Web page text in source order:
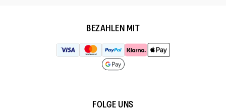
BEZAHLEN MIT
FOLGE UNS